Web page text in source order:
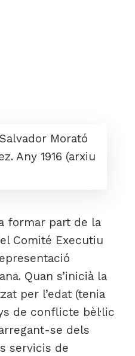
Morató
Any 1916 (arxiu
formar part de la
Comité Executiu
Quan s’inicià la
per l’edat (tenia
de conflicte bèl·lic
se dels
servicis de